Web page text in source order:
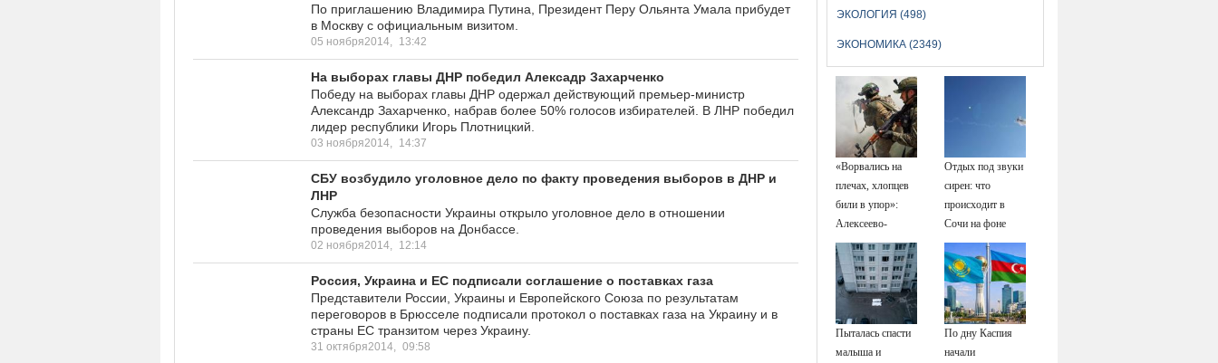
По приглашению Владимира Путина, Президент Перу Ольянта Умала прибудет
в Москву с официальным визитом.
05 ноября2014, 13:42
На выборах главы ДНР победил Алексадр Захарченко
Победу на выборах главы ДНР одержал действующий премьер-министр
Александр Захарченко, набрав более 50% голосов избирателей. В ЛНР победил
лидер республики Игорь Плотницкий.
03 ноября2014, 14:37
СБУ возбудило уголовное дело по факту проведения выборов в ДНР и
ЛНР
Служба безопасности Украины открыло уголовное дело в отношении
проведения выборов на Донбассе.
02 ноября2014, 12:14
Россия, Украина и ЕС подписали соглашение о поставках газа
Представители России, Украины и Европейского Союза по результатам
переговоров в Брюсселе подписали протокол о поставках газа на Украину и в
страны ЕС транзитом через Украину.
31 октября2014, 09:58
ЭКОЛОГИЯ (498)
ЭКОНОМИКА (2349)
«Ворвались на
плечах, хлопцев
били в упор»:
Алексеево-
Дружковка стала
могильником для
«птах Мадьяра»
Отдых под звуки
сирен: что
происходит в
Сочи на фоне
массированных
атак
беспилотников
Пыталась спасти
малыша и
По дну Каспия
начали